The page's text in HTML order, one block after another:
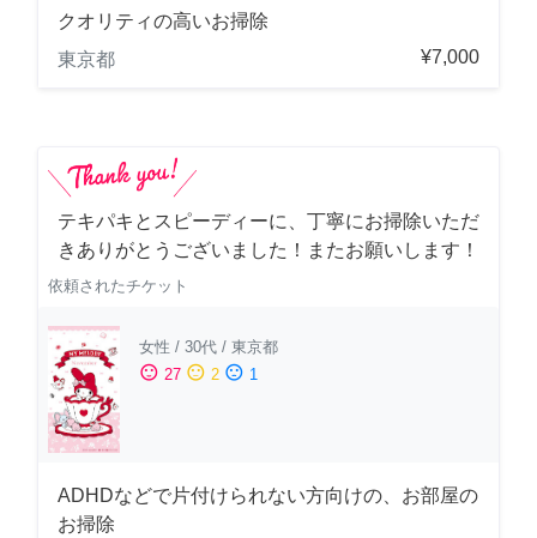
クオリティの高いお掃除
東京都
¥7,000
テキパキとスピーディーに、丁寧にお掃除いただ
きありがとうございました！またお願いします！
依頼されたチケット
女性 / 30代 / 東京都
sentiment_satisfied 27 sentiment_neutral 2 sentiment_dissatisfied 1
ADHDなどで片付けられない方向けの、お部屋の
お掃除